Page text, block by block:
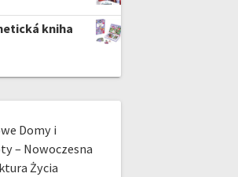
kniha
Domy i
– Nowoczesna
Życia